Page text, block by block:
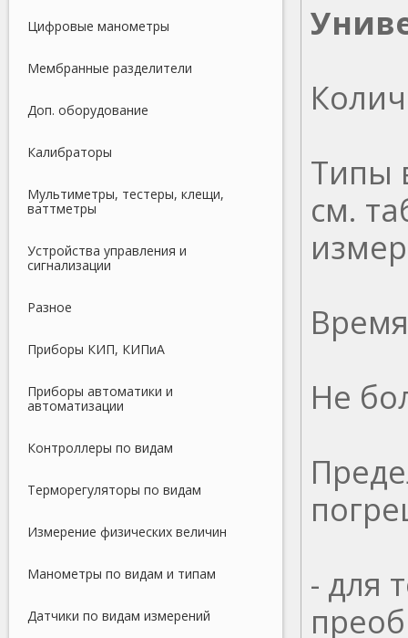
Цифровые манометры
Мембранные разделители
Доп. оборудование
Калибраторы
Мультиметры, тестеры, клещи,
ваттметры
Устройства управления и
сигнализации
Разное
Приборы КИП, КИПиА
Приборы автоматики и
автоматизации
Контроллеры по видам
Терморегуляторы по видам
Измерение физических величин
Манометры по видам и типам
Датчики по видам измерений
Типы
см.
Не
- для